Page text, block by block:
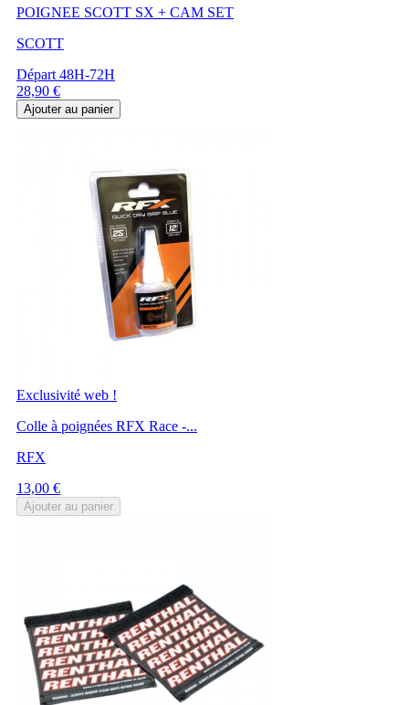
POIGNEE SCOTT SX + CAM SET
SCOTT
Départ 48H-72H
Prix
28,90 €
Ajouter au panier
Exclusivité web !
Colle à poignées RFX Race -...
RFX
Prix
13,00 €
Ajouter au panier